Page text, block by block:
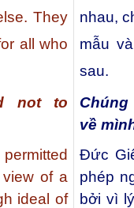
They
all who
not to
view of a
ideal of
nhau,
mẫu
sau.
về
Đức
phép
bởi vì